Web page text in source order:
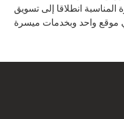
انطلاقا إلى تسويق